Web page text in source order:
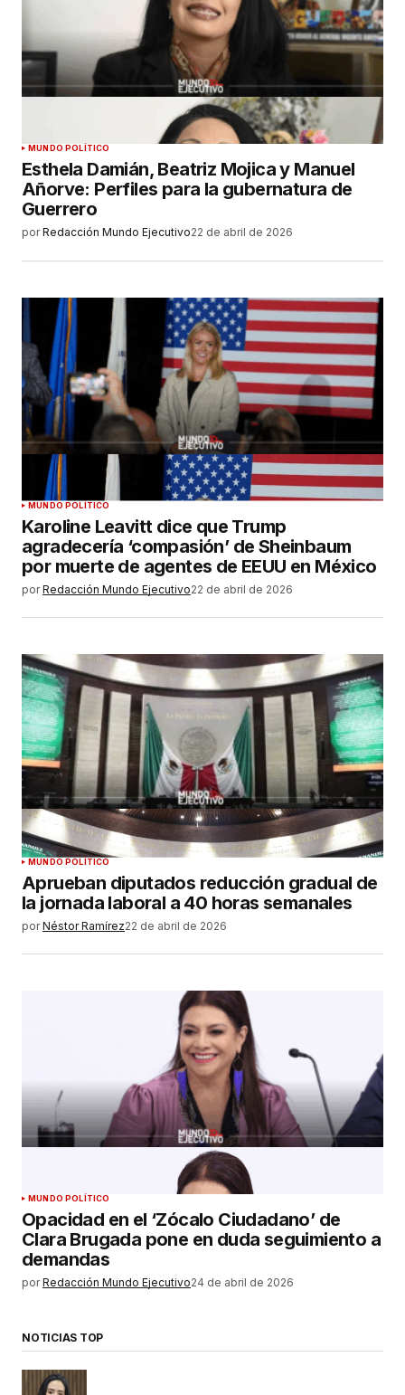
MUNDO POLÍTICO
Esthela Damián, Beatriz Mojica y Manuel
Añorve: Perfiles para la gubernatura de
Guerrero
por Redacción Mundo Ejecutivo22 de abril de 2026
MUNDO POLÍTICO
Karoline Leavitt dice que Trump
agradecería ‘compasión’ de Sheinbaum
por muerte de agentes de EEUU en México
por Redacción Mundo Ejecutivo22 de abril de 2026
MUNDO POLÍTICO
Aprueban diputados reducción gradual de
la jornada laboral a 40 horas semanales
por Néstor Ramírez22 de abril de 2026
MUNDO POLÍTICO
Opacidad en el ‘Zócalo Ciudadano’ de
Clara Brugada pone en duda seguimiento a
demandas
por Redacción Mundo Ejecutivo24 de abril de 2026
NOTICIAS TOP